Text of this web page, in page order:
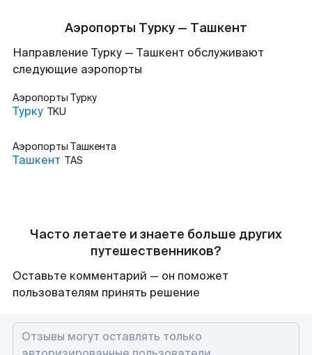
Аэропорты Турку — Ташкент
Направление Турку — Ташкент обслуживают
следующие аэропорты
Аэропорты Турку
Турку TKU
Аэропорты Ташкента
Ташкент TAS
Часто летаете и знаете больше других
путешественников?
Оставьте комментарий — он поможет
пользователям принять решение